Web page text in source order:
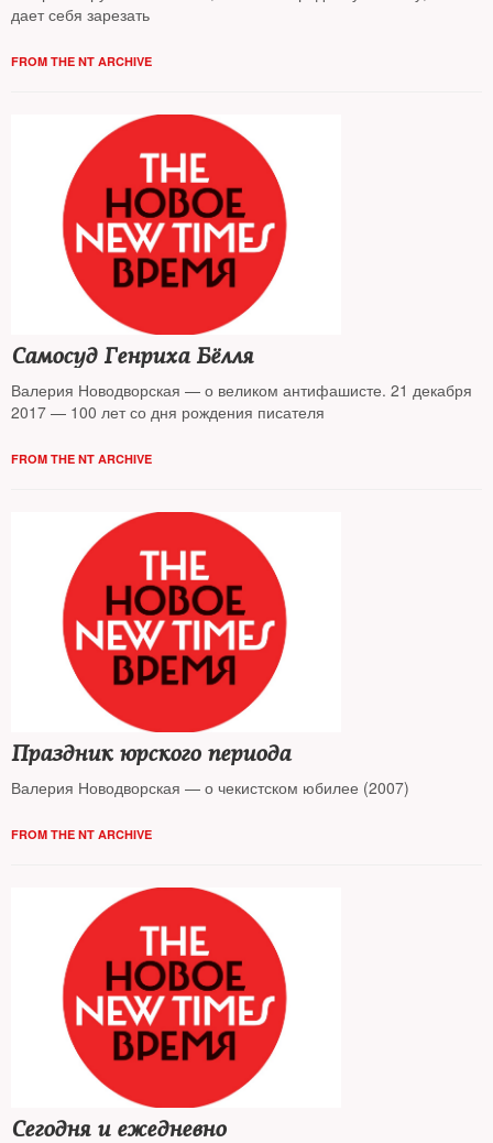
дает себя зарезать
FROM THE NT ARCHIVE
Самосуд Генриха Бёлля
Валерия Новодворская — о великом антифашисте. 21 декабря
2017 — 100 лет со дня рождения писателя
FROM THE NT ARCHIVE
Праздник юрского периода
Валерия Новодворская — о чекистском юбилее (2007)
FROM THE NT ARCHIVE
Сегодня и ежедневно